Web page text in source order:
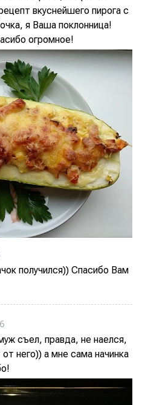
вкуснейшего пирога с
я Ваша поклонница!
огромное!
получился)) Спасибо Вам
съел, правда, не наелся,
него)) а мне сама начинка